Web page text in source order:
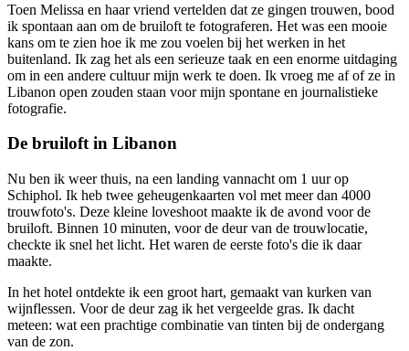
Toen Melissa en haar vriend vertelden dat ze gingen trouwen, bood
ik spontaan aan om de bruiloft te fotograferen. Het was een mooie
kans om te zien hoe ik me zou voelen bij het werken in het
buitenland. Ik zag het als een serieuze taak en een enorme uitdaging
om in een andere cultuur mijn werk te doen. Ik vroeg me af of ze in
Libanon open zouden staan voor mijn spontane en journalistieke
fotografie.
De bruiloft in Libanon
Nu ben ik weer thuis, na een landing vannacht om 1 uur op
Schiphol. Ik heb twee geheugenkaarten vol met meer dan 4000
trouwfoto's. Deze kleine loveshoot maakte ik de avond voor de
bruiloft. Binnen 10 minuten, voor de deur van de trouwlocatie,
checkte ik snel het licht. Het waren de eerste foto's die ik daar
maakte.
In het hotel ontdekte ik een groot hart, gemaakt van kurken van
wijnflessen. Voor de deur zag ik het vergeelde gras. Ik dacht
meteen: wat een prachtige combinatie van tinten bij de ondergang
van de zon.